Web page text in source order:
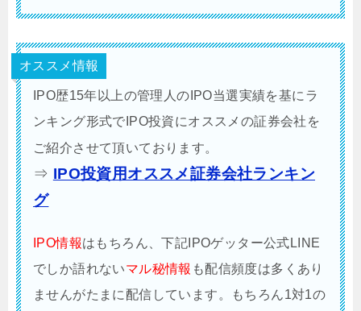
オススメ情報
IPO歴15年以上の管理人のIPO当選実績を基にラ
ンキング形式でIPO投資にオススメの証券会社を
ご紹介させて頂いております。
⇒ IPO投資用オススメ証券会社ランキン
グ
IPO情報はもちろん、下記IPOゲッター公式LINE
でしか語れないマル秘情報 も配信頻度は多くあり
ませんがたまに配信しています。もちろん1対1の